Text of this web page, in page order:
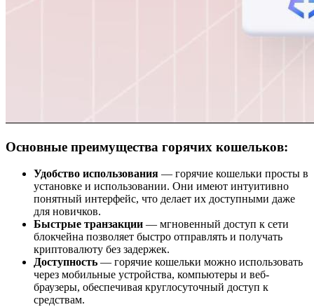
Основные преимущества горячих кошельков:
Удобство использования — горячие кошельки просты в
установке и использовании. Они имеют интуитивно
понятный интерфейс, что делает их доступными даже
для новичков.
Быстрые транзакции — мгновенный доступ к сети
блокчейна позволяет быстро отправлять и получать
криптовалюту без задержек.
Доступность — горячие кошельки можно использовать
через мобильные устройства, компьютеры и веб-
браузеры, обеспечивая круглосуточный доступ к
средствам.